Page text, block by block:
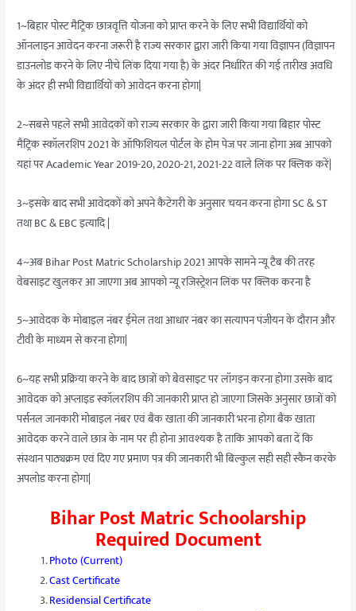
1~बिहार पोस्ट मैट्रिक छात्रवृत्ति योजना को प्राप्त करने के लिए सभी विद्यार्थियों को
ऑनलाइन आवेदन करना जरूरी है राज्य सरकार द्वारा जारी किया गया विज्ञापन (विज्ञापन
डाउनलोड करने के लिए नीचे लिंक दिया गया है) के अंदर निर्धारित की गई तारीख अवधि
के अंदर ही सभी विद्यार्थियों को आवेदन करना होगा|
2~सबसे पहले सभी आवेदकों को राज्य सरकार के द्वारा जारी किया गया बिहार पोस्ट
मैट्रिक स्कॉलरशिप 2021 के ऑफिशियल पोर्टल के होम पेज पर जाना होगा अब आपको
यहां पर Academic Year 2019-20, 2020-21, 2021-22 वाले लिंक पर क्लिक करें|
3~इसके बाद सभी आवेदकों को अपने कैटेगरी के अनुसार चयन करना होगा SC & ST
तथा BC & EBC इत्यादि |
4~अब Bihar Post Matric Scholarship 2021 आपके सामने न्यू टैब की तरह
वेबसाइट खुलकर आ जाएगा अब आपको न्यू रजिस्ट्रेशन लिंक पर क्लिक करना है
5~आवेदक के मोबाइल नंबर ईमेल तथा आधार नंबर का सत्यापन पंजीयन के दौरान और
टीवी के माध्यम से करना होगा|
6~यह सभी प्रक्रिया करने के बाद छात्रों को बेवसाइट पर लॉगइन करना होगा उसके बाद
आवेदक को अप्लाइड स्कॉलरशिप की जानकारी प्राप्त हो जाएगा जिसके अनुसार छात्रों को
पर्सनल जानकारी मोबाइल नंबर एवं बैंक खाता की जानकारी भरना होगा बैंक खाता
आवेदक करने वाले छात्र के नाम पर ही होना आवश्यक है ताकि आपको बता दें कि
संस्थान पाठ्यक्रम एवं दिए गए प्रमाण पत्र की जानकारी भी बिल्कुल सही सही स्कैन करके
अपलोड करना होगा|
Bihar Post Matric Schoolarship
Required Document
Photo (Current)
Cast Certificate
Residensial Certificate